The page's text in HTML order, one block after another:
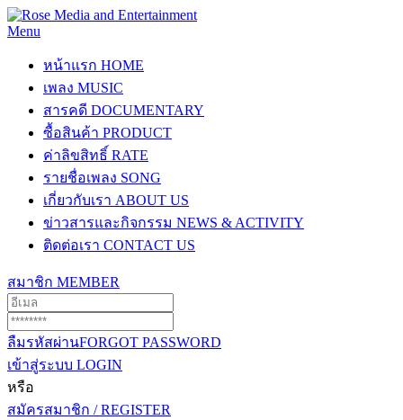
Menu
หน้าแรก HOME
เพลง MUSIC
สารคดี DOCUMENTARY
ซื้อสินค้า PRODUCT
ค่าลิขสิทธิ์ RATE
รายชื่อเพลง SONG
เกี่ยวกับเรา ABOUT US
ข่าวสารและกิจกรรม NEWS & ACTIVITY
ติดต่อเรา CONTACT US
สมาชิก MEMBER
ลืมรหัสผ่านFORGOT PASSWORD
เข้าสู่ระบบ LOGIN
หรือ
สมัครสมาชิก / REGISTER